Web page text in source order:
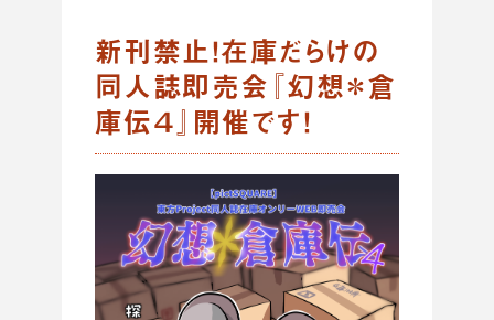
新刊禁止！在庫だらけの
同人誌即売会『幻想＊倉
庫伝４』開催です！